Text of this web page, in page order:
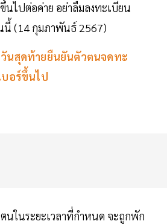
นไปต่อค่าย อย่าลืมลงทะเบียน
นี้ (14 กุมภาพันธ์ 2567)
วันสุดท้ายยืนยันตัวตนจดทะ
บอร์ขึ้นไป
นในระยะเวลาที่กำหนด จะถูกพัก